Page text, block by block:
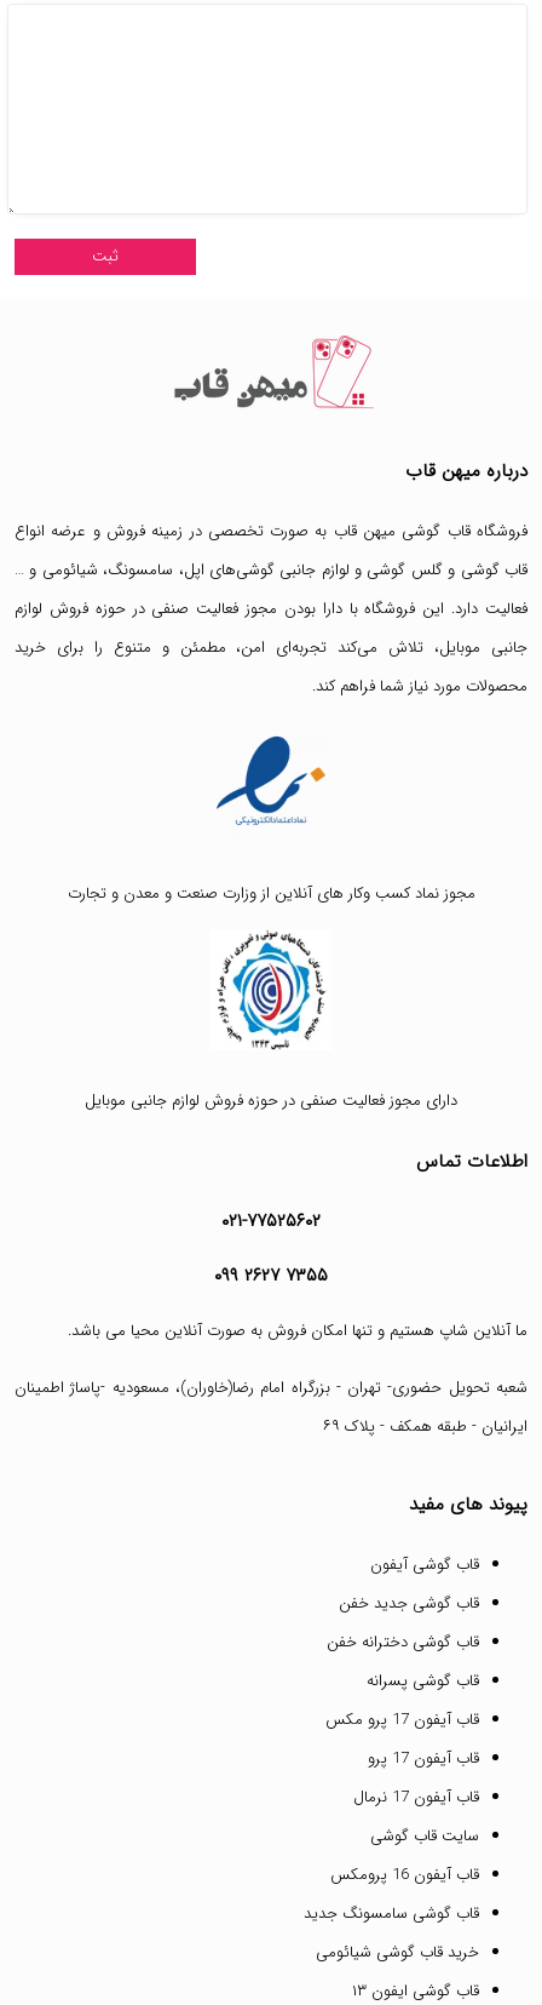
درباره میهن قاب
فروشگاه قاب گوشی میهن قاب به صورت تخصصی در زمینه فروش و عرضه انواع
قاب گوشی وگلس گوشی و لوازم جانبی گوشی‌های اپل، سامسونگ، شیائومی و …
فعالیت دارد. این فروشگاه با دارا بودن مجوز فعالیت صنفی در حوزه فروش لوازم
جانبی موبایل، تلاش می‌کند تجربه‌ای امن، مطمئن و متنوع را برای خرید
محصولات مورد نیاز شما فراهم کند.
مجوز نماد کسب وکار های آنلاین از وزارت صنعت و معدن و تجارت
دارای مجوز فعالیت صنفی در حوزه فروش لوازم جانبی موبایل
اطلاعات تماس
۰۲۱-۷۷۵۲۵۶۰۲
۰۹۹ ۲۶۲۷ ۷۳۵۵
ما آنلاین شاپ هستیم و تنها امکان فروش به صورت آنلاین محیا می باشد.
شعبه تحویل حضوری- تهران - بزرگراه امام رضا(خاوران)، مسعودیه -پاساژ اطمینان
ایرانیان - طبقه همکف - پلاک ۶۹
پیوند های مفید
قاب گوشی آیفون
قاب گوشی جدید خفن
قاب گوشی دخترانه خفن
قاب گوشی پسرانه
قاب آیفون 17 پرو مکس
قاب آیفون 17 پرو
قاب آیفون 17 نرمال
سایت قاب گوشی
قاب آیفون 16 پرومکس
قاب گوشی سامسونگ جدید
خرید قاب گوشی شیائومی
قاب گوشی ایفون ۱۳